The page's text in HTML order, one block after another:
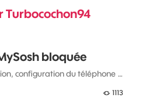
Turbocochon94
bloquée
configuration du téléphone …
1113